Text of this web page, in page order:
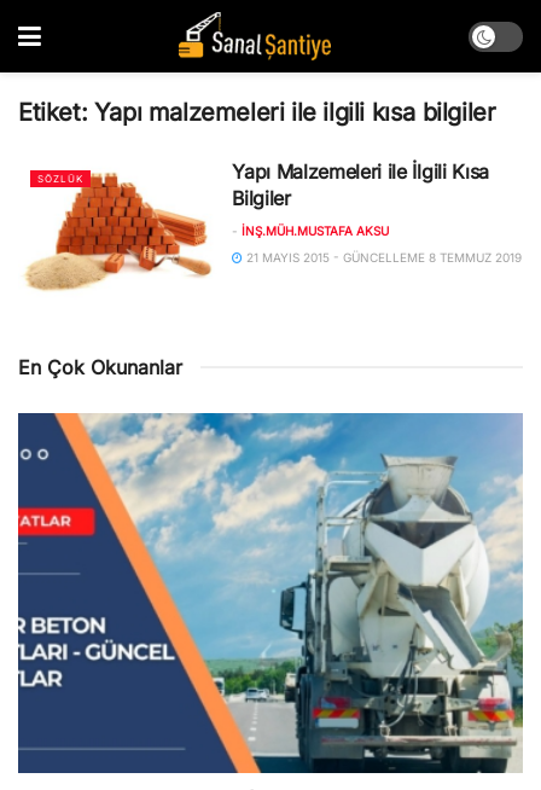
Etiket: Yapı malzemeleri ile ilgili kısa bilgiler
SÖZLÜK
Yapı Malzemeleri ile İlgili Kısa
Bilgiler
- İNŞ.MÜH.MUSTAFA AKSU
21 MAYIS 2015 - GÜNCELLEME 8 TEMMUZ 2019
En Çok Okunanlar